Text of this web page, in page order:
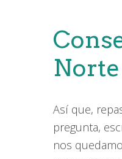
Así que,
pregunta,
nos